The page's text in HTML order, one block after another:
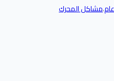
عام،مشاكل المحرك